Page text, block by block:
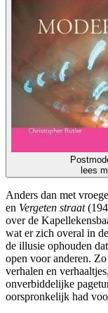
lees
Anders dan met
en Vergeten straat
over de
wat er zich overal in
de illusie ophouden
open voor anderen.
verhalen en
onverbiddelijke
oorspronkelijk had